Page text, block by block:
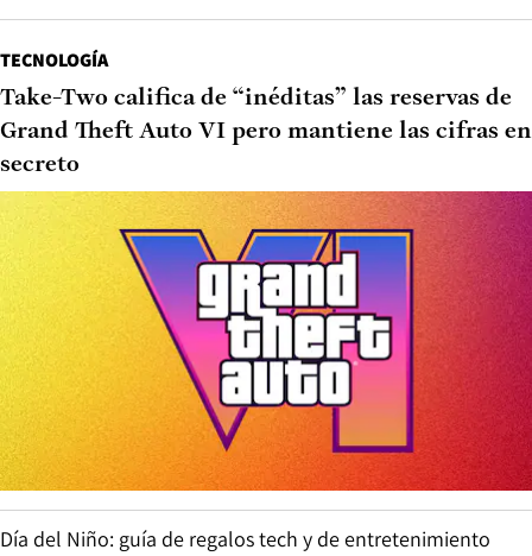
TECNOLOGÍA
Take-Two califica de “inéditas” las reservas de
Grand Theft Auto VI pero mantiene las cifras en
secreto
Día del Niño: guía de regalos tech y de entretenimiento